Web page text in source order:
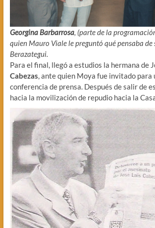
Georgina Barbarrosa, (parte de la
quien Mauro Viale le preguntó qué pensaba de
Berazategui.
Para el final, llegó a estudios la hermana de
Cabezas , ante quien Moya fue invitado para
conferencia de prensa. Después de salir de
hacia la movilización de repudio hacia la